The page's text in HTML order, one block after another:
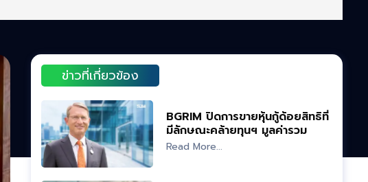
ข่าวที่เกี่ยวข้อง
BGRIM ปิดการขายหุ้นกู้ด้อยสิทธิที่
มีลักษณะคล้ายทุนฯ มูลค่ารวม
8,000 ล้าน
Read More...